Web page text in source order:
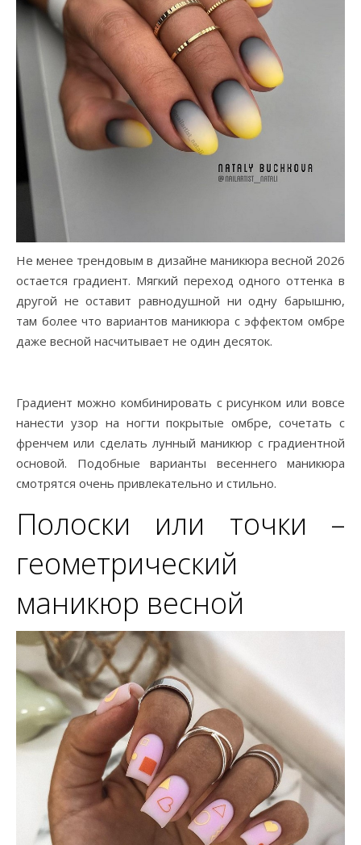
Не менее трендовым в дизайне маникюра весной 2026
остается градиент. Мягкий переход одного оттенка в
другой не оставит равнодушной ни одну барышню,
там более что вариантов маникюра с эффектом омбре
даже весной насчитывает не один десяток.
Градиент можно комбинировать с рисунком или вовсе
нанести узор на ногти покрытые омбре, сочетать с
френчем или сделать лунный маникюр с градиентной
основой. Подобные варианты весеннего маникюра
смотрятся очень привлекательно и стильно.
Полоски или точки –
геометрический
маникюр весной